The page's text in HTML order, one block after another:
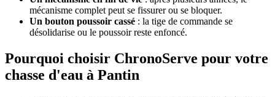
mécanisme complet peut se fissurer ou se bloquer.
Un bouton poussoir cassé : la tige de commande se
désolidarise ou le poussoir reste enfoncé.
Pourquoi choisir ChronoServe pour votre
chasse d'eau à Pantin